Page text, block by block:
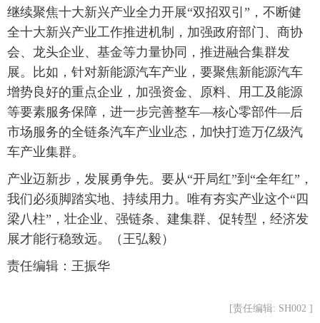
继续聚焦十大新兴产业全力开展“双招双引”，不断健
全十大新兴产业工作推进机制，加强政府部门、商协
会、龙头企业、基金等力量协同，推进融合集群发
展。比如，针对新能源汽车产业，要聚焦新能源汽车
增势良好的重点企业，加强资金、原料、用工及能源
等要素服务保障，进一步完善整车—核心零部件—后
市场服务的全链条汽车产业业态，加快打造万亿级汽
车产业集群。
产业迈新步，发展勇争先。要从“开局红”到“全年红”，
我们必须脚踏实地、持续用力。唯有夯实产业这个“四
梁八柱”，壮企业、强链条、建集群、促转型，经济发
展才能行稳致远。（王弘毅）
责任编辑：王振华
[责任编辑: SH002 ]